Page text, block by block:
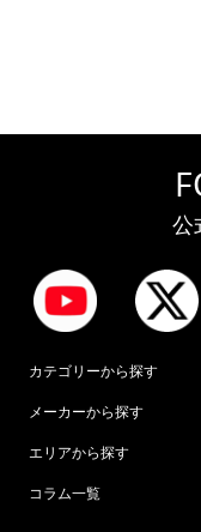
公
カテゴリーから探す
メーカーから探す
エリアから探す
コラム一覧